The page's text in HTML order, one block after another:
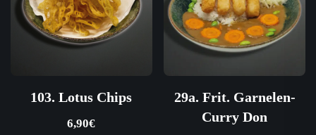
103. Lotus Chips
6,90€
29a. Frit. Garnelen-
Curry Don